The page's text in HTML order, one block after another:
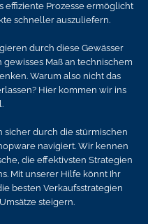
effiziente Prozesse ermöglicht
schneller auszuliefern.
durch diese Gewässer
Maß an technischem
Warum also nicht das
Hier kommen wir ins
sicher durch die stürmischen
navigiert. Wir kennen
die effektivsten Strategien
Mit unserer Hilfe könnt Ihr
besten Verkaufsstrategien
steigern.